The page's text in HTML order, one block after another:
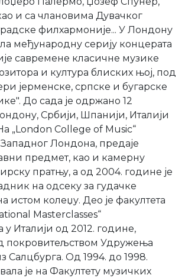
и са члановима Дувачког
филхармоније... У Лондону
међународну серију концерата
савремене класичне музике
и култура блиских њој, под
јерменске, српске и бугарске
До сада је одржано 12
Србији, Шпанији, Италији
„London College of Music“
Лондона, предаје
предмет, као и камерну
пратњу, а од 2004. године је
на одсеку за гудачке
истом колеџу. Део је факултета
Masterclasses“
у Италији од 2012. године,
покровитељством Удружења
Салцбурга. Од 1994. до 1998.
је на Факултету музичких